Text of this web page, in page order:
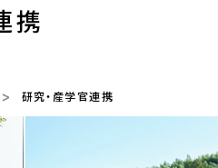
携
研究・産学官連携